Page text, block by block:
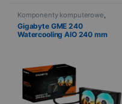
Komponenty komputerowe,
Informatyka,Chłodzenie
Gigabyte GME 240
Watercooling AIO 240 mm